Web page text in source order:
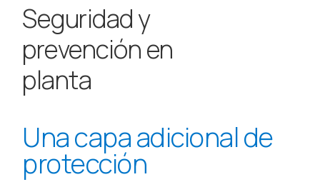
Seguridad y
prevención en
planta
Una capa adicional de
protección